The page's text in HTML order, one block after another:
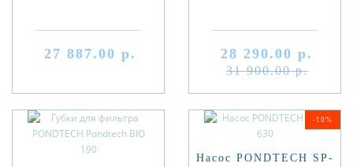
27 887.00 р. 28 290.00 р.
31 900.00 р.
-10%
Насос PONDTECH SP-